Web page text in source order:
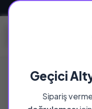
Geçici
Sipariş
YAYINEVI